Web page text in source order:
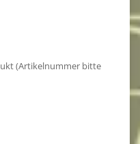
(Artikelnummer bitte